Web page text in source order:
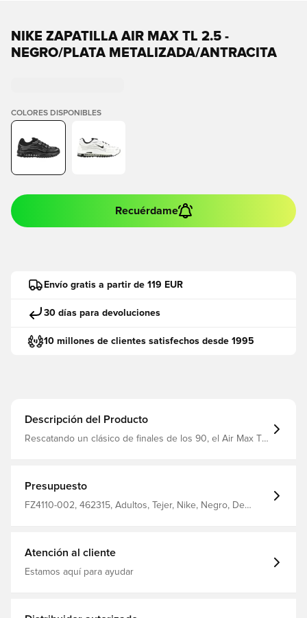
NIKE ZAPATILLA AIR MAX TL 2.5 -
NEGRO/PLATA METALIZADA/ANTRACITA
COLORES DISPONIBLES
Recuérdame
Envío gratis a partir de 119 EUR
30 días para devoluciones
10 millones de clientes satisfechos desde 1995
Descripción del Producto
Rescatando un clásico de finales de los 90, el Air Max TL
amortiguación Max Air completa proporciona una pisada
elástica en cada paso. La parte superior combina
materiales textiles y piel sintética para ofrecer mayor
tracción duradera.
Presupuesto
FZ4110-002, 462315, Adultos, Tejer, Nike, Negro, De
Atención al cliente
Estamos aquí para ayudar